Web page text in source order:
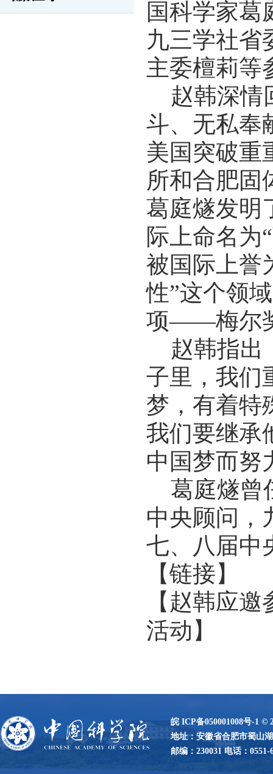
国科学家葛
九三学社省
主委檀莉等
赵韩深情
斗、无私奉
美国突破重
所和合肥固
葛庭燧发明
际上命名为
被国际上誉
性”这个领
项——梅尔
赵韩指出
子里，我们
梦，有着特
我们要继承
中国梦而努
葛庭燧曾
中央顾问，
七、八届中
【链接】
【 赵韩应邀
活动 】
皖 ICP备050001008号-1 ©
地址：安徽省合肥市蜀山
邮编：230031 电话：